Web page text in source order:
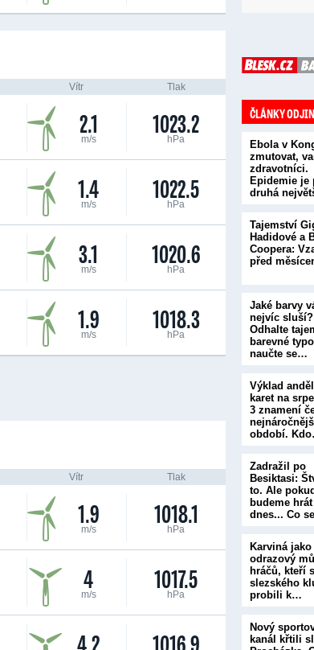
Vítr Tlak
2.1
m/s 1023.2
hPa
1.4
m/s 1022.5
hPa
3.1
m/s 1020.6
hPa
1.9
m/s 1018.3
hPa
Vítr Tlak
1.9
m/s 1018.1
hPa
4
m/s 1017.5
hPa
4.2 1016.9
ČLÁNKY
Ebola v
zmutovat,
zdravotníci.
Epidemie je
druhá
Tajemství
Hadidové a
Coopera:
před
Jaké barvy
nejvíc sluší?
Odhalte
barevné
naučte se…
Výklad
karet na
3 znamení
období.
Zadražil po
Besiktasi:
to. Ale pokud
budeme
dnes... Co
Karviná jako
odrazový
hráčů, kteří
slezského
probili k…
Nový
kanál křtili